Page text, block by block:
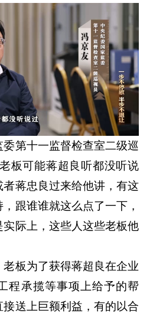
第十一监督检查室二级巡
板可能蒋超良听都没听说
蒋忠良过来给他讲，有这
跟谁谁就这么点了一下，
际上，这些人这些老板他
板为了获得蒋超良在企业
程承揽等事项上给予的帮
送上巨额利益，有的以合